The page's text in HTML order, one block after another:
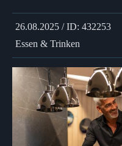
26.08.2025 / ID: 432253
Essen & Trinken